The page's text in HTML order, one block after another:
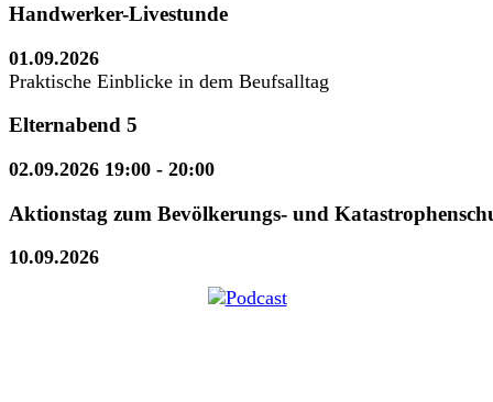
Handwerker-Livestunde
01.09.2026
Praktische Einblicke in dem Beufsalltag
Elternabend 5
02.09.2026 19:00 - 20:00
Aktionstag zum Bevölkerungs- und
10.09.2026